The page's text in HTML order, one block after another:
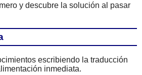
y descubre la solución al pasar
escribiendo la traducción
inmediata.